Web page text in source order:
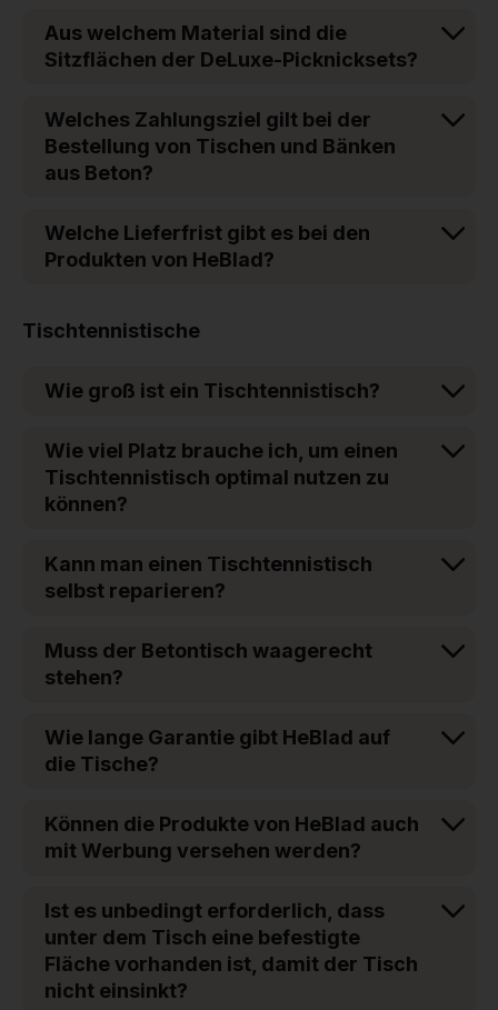
Aus welchem Material sind die
Sitzflächen der DeLuxe-Picknicksets?
Welches Zahlungsziel gilt bei der
Bestellung von Tischen und Bänken
aus Beton?
Welche Lieferfrist gibt es bei den
Produkten von HeBlad?
Tischtennistische
Wie groß ist ein Tischtennistisch?
Wie viel Platz brauche ich, um einen
Tischtennistisch optimal nutzen zu
können?
Kann man einen Tischtennistisch
selbst reparieren?
Muss der Betontisch waagerecht
stehen?
Wie lange Garantie gibt HeBlad auf
die Tische?
Können die Produkte von HeBlad auch
mit Werbung versehen werden?
Ist es unbedingt erforderlich, dass
unter dem Tisch eine befestigte
Fläche vorhanden ist, damit der Tisch
nicht einsinkt?